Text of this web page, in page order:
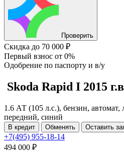
Проверить
Скидка до 70 000 ₽
Первый взнос от 0%
Одобрение по паспорту и в/у
Skoda Rapid I 2015
1.6 АТ (105 л.с.), бензин, автомат,
передний, синий
В кредит Обменять Оставить
+7(495) 955-18-14
494 000 ₽